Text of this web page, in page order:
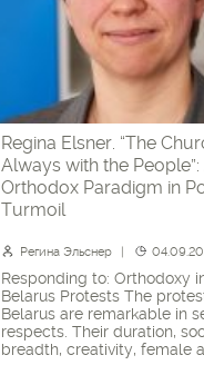
Regina Elsner. “The
Always with the People”:
Orthodox Paradigm in
Turmoil
Регина Эльснер
Responding to: Orthodoxy
Belarus Protests The
Belarus are remarkable in
respects. Their duration,
breadth, creativity, female